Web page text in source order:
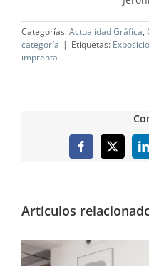
Categorías:Actualidad Gráfica,
categoría | Etiquetas:
imprenta
Facebook
X
Artículos